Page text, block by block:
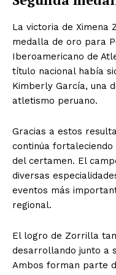
La victoria de Ximena
medalla de oro para
Iberoamericano de
título nacional había
Kimberly García, una
atletismo peruano.
Gracias a estos
continúa
del certamen. El
diversas
eventos más
regional.
El logro de Zorrilla
desarrollando junto a
Ambos forman parte